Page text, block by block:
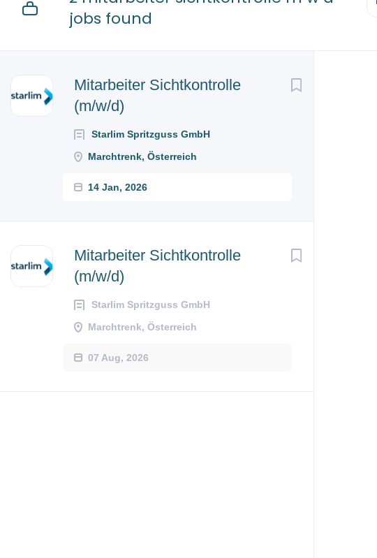
jobs found
Mitarbeiter Sichtkontrolle
(m/w/d)
Starlim Spritzguss GmbH
Marchtrenk, Österreich
14 Jan, 2026
Mitarbeiter Sichtkontrolle
(m/w/d)
Starlim Spritzguss GmbH
Marchtrenk, Österreich
07 Aug, 2026